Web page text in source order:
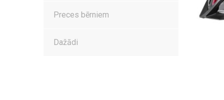
Preces bērniem
Dažādi